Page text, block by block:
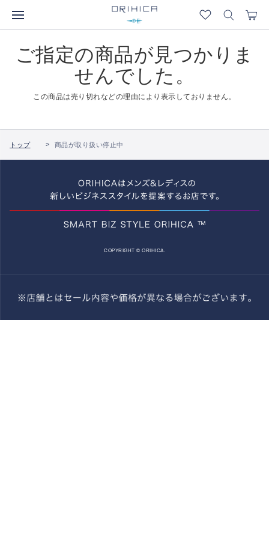
ご指定の商品が見つかりま
せんでした。
この商品は売り切れなどの理由により表示しておりません。
トップ 商品が取り扱い停止中
COPYRIGHT © ORIHICA.